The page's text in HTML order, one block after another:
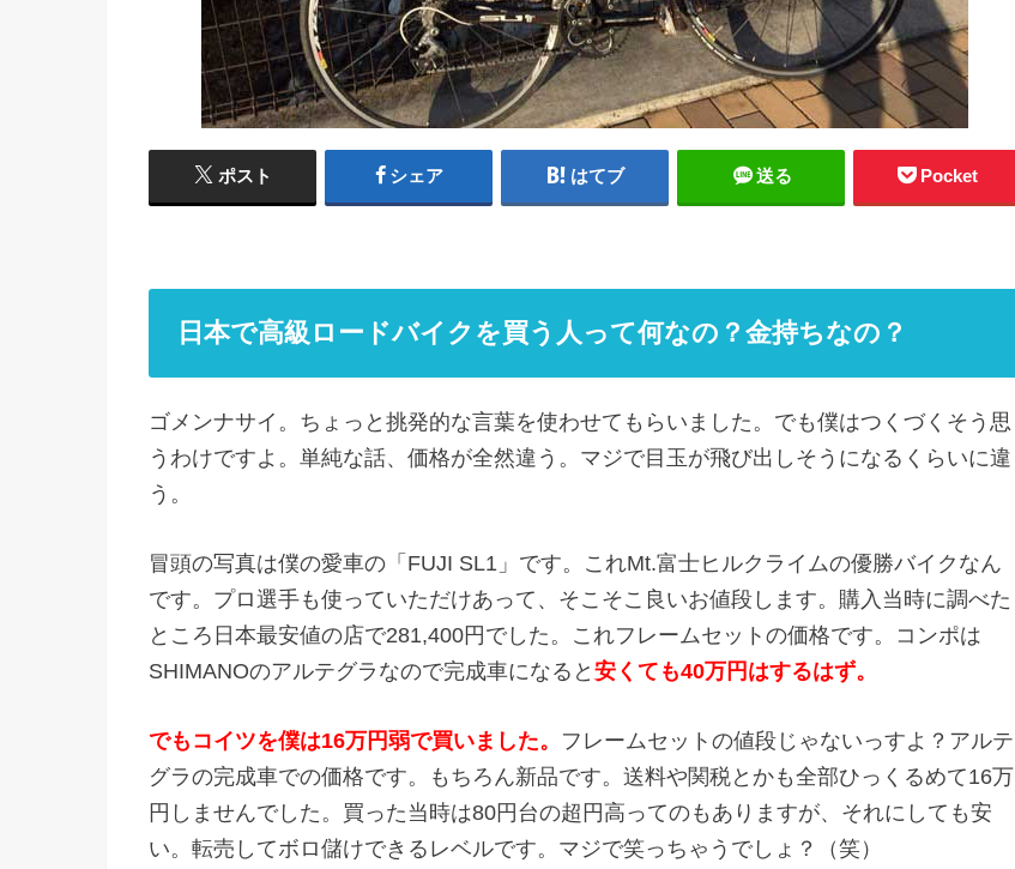
ポスト シェア はてブ 送る Pocket
日本で高級ロードバイクを買う人って何なの？金持ちなの？
ゴメンナサイ。ちょっと挑発的な言葉を使わせてもらいました。でも僕はつくづくそう思
うわけですよ。単純な話、価格が全然違う。マジで目玉が飛び出しそうになるくらいに違
う。
冒頭の写真は僕の愛車の「FUJI SL1」です。これMt.富士ヒルクライムの優勝バイクなん
です。プロ選手も使っていただけあって、そこそこ良いお値段します。購入当時に調べた
ところ日本最安値の店で281,400円でした。これフレームセットの価格です。コンポは
SHIMANOのアルテグラなので完成車になると 安くても40万円はするはず。
でもコイツを僕は16万円弱で買いました。 フレームセットの値段じゃないっすよ？アルテ
グラの完成車での価格です。もちろん新品です。送料や関税とかも全部ひっくるめて16万
円しませんでした。買った当時は80円台の超円高ってのもありますが、それにしても安
い。転売してボロ儲けできるレベルです。マジで笑っちゃうでしょ？（笑）